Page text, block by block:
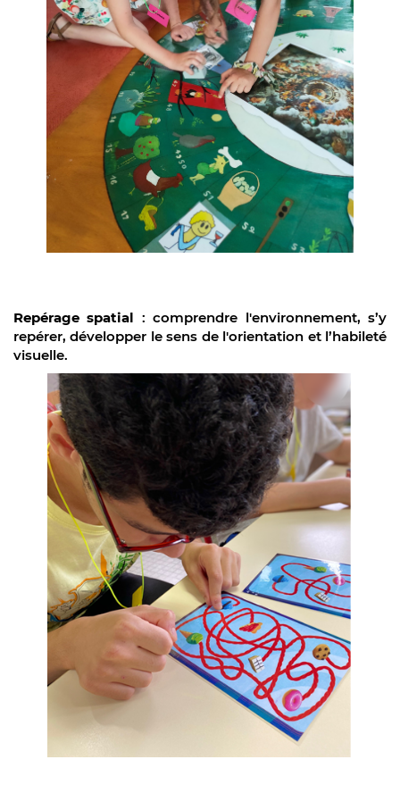
Repérage spatial : comprendre l'environnement, s’y
repérer, développer le sens de l'orientation et l’habileté
visuelle.